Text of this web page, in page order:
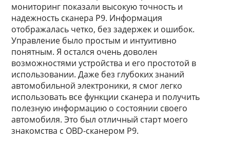
мониторинг показали высокую точность и
надежность сканера P9. Информация
отображалась четко, без задержек и ошибок.
Управление было простым и интуитивно
понятным. Я остался очень доволен
возможностями устройства и его простотой в
использовании. Даже без глубоких знаний
автомобильной электроники, я смог легко
использовать все функции сканера и получить
полезную информацию о состоянии своего
автомобиля. Это был отличный старт моего
знакомства с OBD-сканером P9.